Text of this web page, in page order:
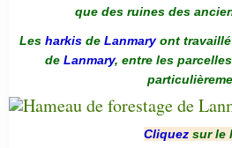
que des ruines des
Les harkis de Lanmaryont travaillé
de Lanmary, entre les
Cliquez sur le